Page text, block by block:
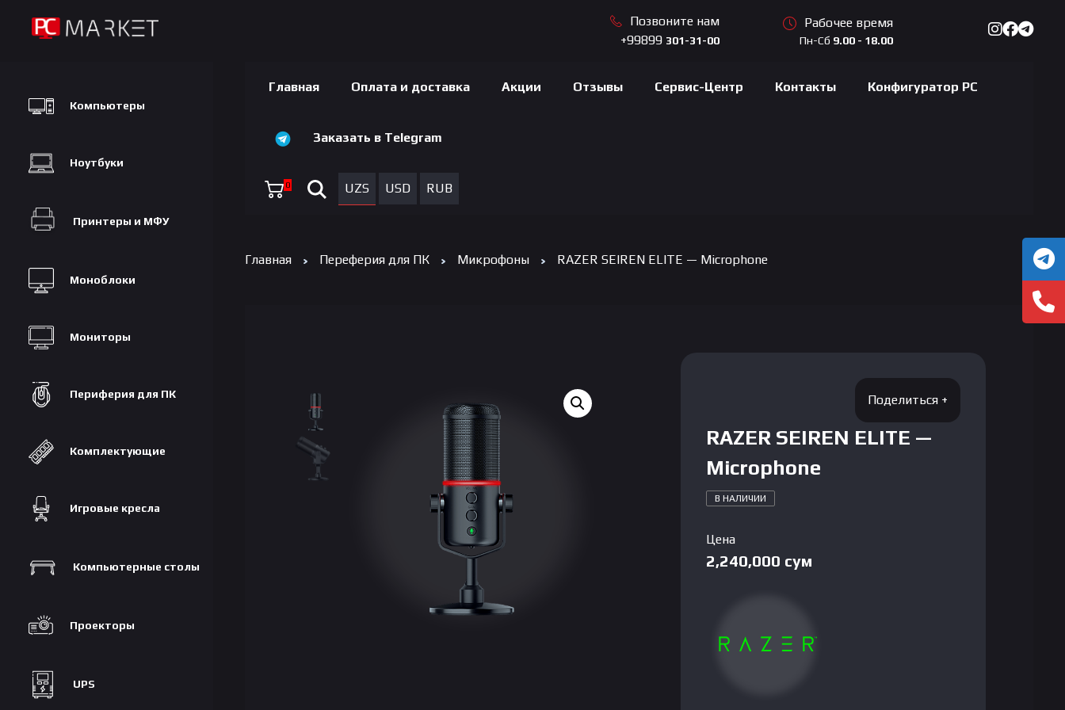
Позвоните нам
+99899 301-31-00
Рабочее время
Пн-Сб 9.00 - 18.00
Компьютеры
Ноутбуки
Принтеры и МФУ
Моноблоки
Мониторы
Периферия для ПК
Комплектующие
Игровые кресла
Компьютерные столы
Проекторы
UPS
Главная Оплата и доставка Акции Отзывы Сервис-Центр Контакты Конфигуратор PC
Заказать в Telegram
0 UZS USD RUB
Главная Переферия для ПК Микрофоны RAZER SEIREN ELITE — Microphone
RAZER SEIREN ELITE —
Microphone
В НАЛИЧИИ
Цена
2,240,000 сум